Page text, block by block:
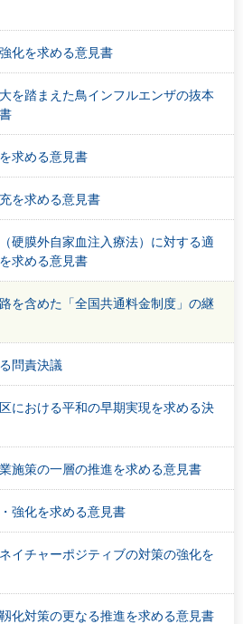
化を求める意見書
を踏まえた鳥インフルエンザの抜本
求める意見書
を求める意見書
硬膜外自家血注入療法）に対する適
求める意見書
を含めた「全国共通料金制度」の継
問責決議
における平和の早期実現を求める決
施策の一層の推進を求める意見書
強化を求める意見書
イチャーポジティブの対策の強化を
化対策の更なる推進を求める意見書